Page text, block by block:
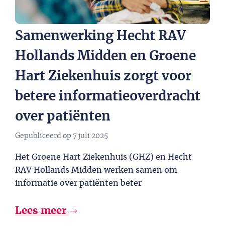
Samenwerking Hecht RAV
Hollands Midden en Groene
Hart Ziekenhuis zorgt voor
betere informatieoverdracht
over patiënten
Gepubliceerd op 7 juli 2025
Het Groene Hart Ziekenhuis (GHZ) en Hecht
RAV Hollands Midden werken samen om
informatie over patiënten beter
Lees meer